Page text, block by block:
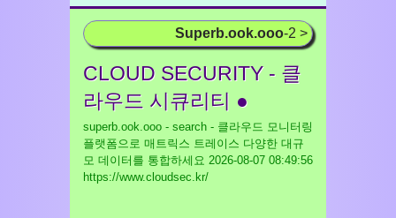
Superb.ook.ooo-2 >
CLOUD SECURITY - 클
라우드 시큐리티 ●
superb.ook.ooo - search - 클라우드 모니터링
플랫폼으로 매트릭스 트레이스 다양한 대규
모 데이터를 통합하세요 2026-08-07 08:49:56
https://www.cloudsec.kr/